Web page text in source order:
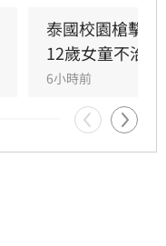
Charnvirakul）
，未來擬限制一
的政府官員持
泰國校園槍擊
12歲女童不治
6小時前